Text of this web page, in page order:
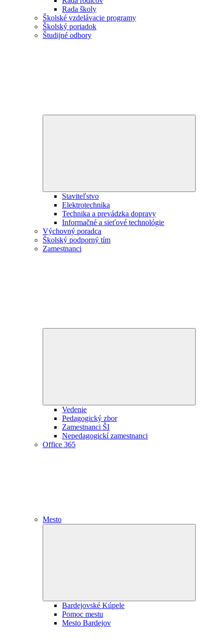
Rada školy
Školské vzdelávacie programy
Školský poriadok
Študijné odbory
Staviteľstvo
Elektrotechnika
Technika a prevádzka dopravy
Informačné a sieťové technológie
Výchovný poradca
Školský podporný tím
Zamestnanci
Vedenie
Pedagogický zbor
Zamestnanci ŠI
Nepedagogickí zamestnanci
Office 365
Mesto
Bardejovské Kúpele
Pomoc mestu
Mesto Bardejov